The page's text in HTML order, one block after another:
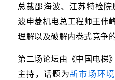
总裁邵海波、江苏特检
波申菱机电总工程师王伟
理解以及破解内卷式竞争
第二场论坛由《中国电梯
主持，话题为新市场环